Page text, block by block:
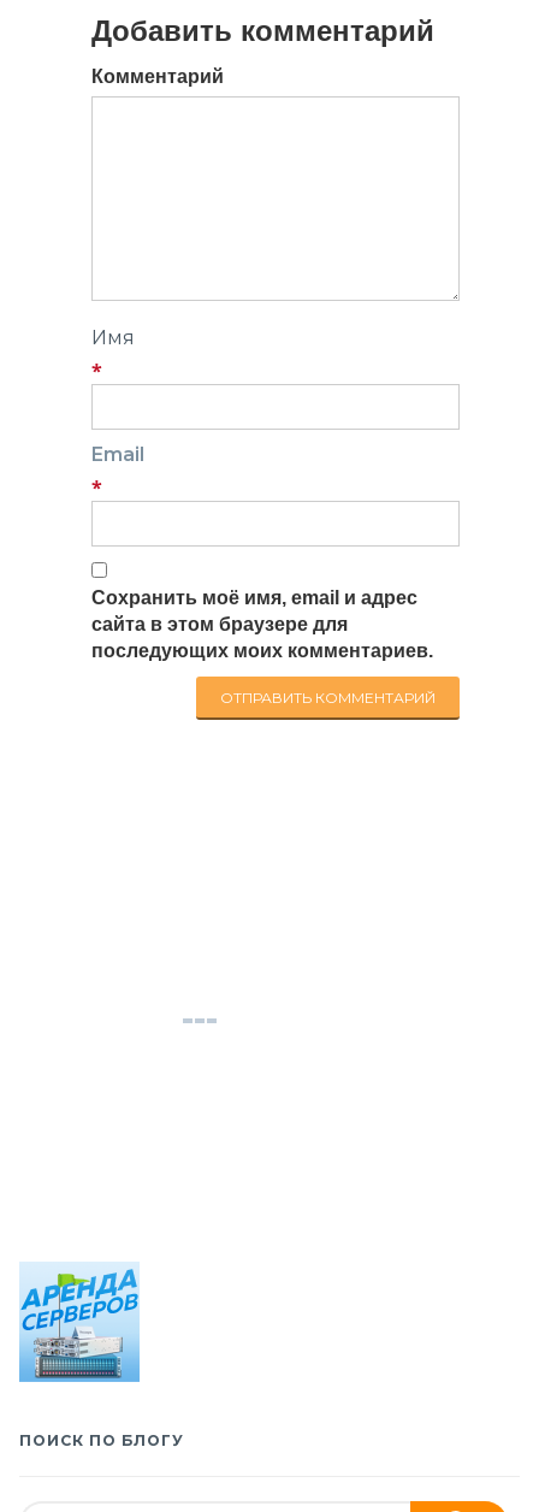
Добавить комментарий
Комментарий
Имя
*
Email
*
Сохранить моё имя, email и адрес
сайта в этом браузере для
последующих моих комментариев.
ПОИСК ПО БЛОГУ